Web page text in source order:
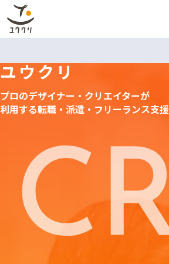
ユウクリ
プロのデザイナー・クリエイターが
利用する転職・派遣・フリーランス支援